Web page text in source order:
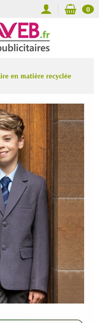
0
en matière recyclée